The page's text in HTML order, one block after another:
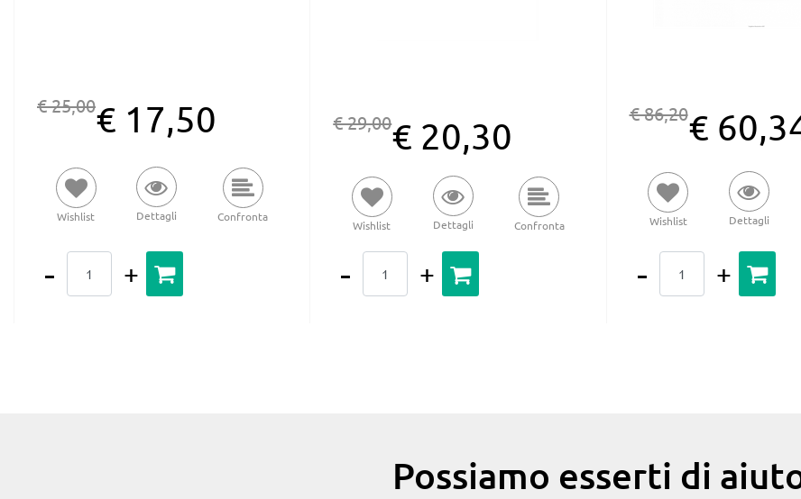
€ 25,00€ 17,50
Wishlist Dettagli Confronta
€ 29,00€ 20,30
Wishlist Dettagli Confronta
€ 86,20€
Wishlist Dettagli
Possiamo esserti di